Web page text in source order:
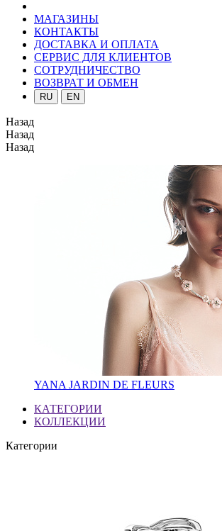
МАГАЗИНЫ
КОНТАКТЫ
ДОСТАВКА И ОПЛАТА
СЕРВИС ДЛЯ КЛИЕНТОВ
СОТРУДНИЧЕСТВО
ВОЗВРАТ И ОБМЕН
RU EN
Назад
Назад
Назад
YANA JARDIN DE FLEURS
КАТЕГОРИИ
КОЛЛЕКЦИИ
Категории